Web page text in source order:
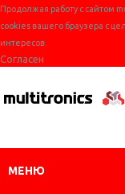
Продолжая работу с сайтом
cookies вашего браузера с
интересов.
Согласен
МЕНЮ